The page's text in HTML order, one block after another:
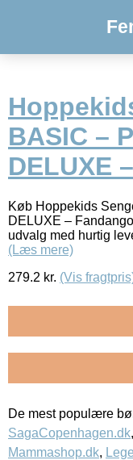
BASIC –
DELUXE
Køb Hoppekids
DELUXE –
udvalg med hurtig
(Læs mere)
279.2 kr. (Vis
De mest populære
SagaCopenhagen.dk,
Mammashop.dk,